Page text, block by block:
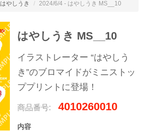
はやしうき 2024/6/4 - はやしうき MS__10
はやしうき MS__10
イラストレーター “はやしう
き”のブロマイドがミニストッ
ププリントに登場！
商品番号: 4010260010
内容